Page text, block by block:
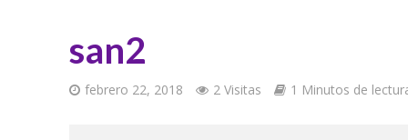
san2
febrero 22, 2018 2 Visitas 1 Minutos de